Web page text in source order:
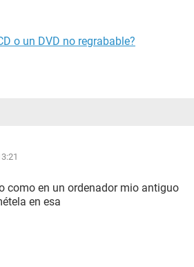
o un DVD no regrabable?
como en un ordenador mio antiguo
en esa